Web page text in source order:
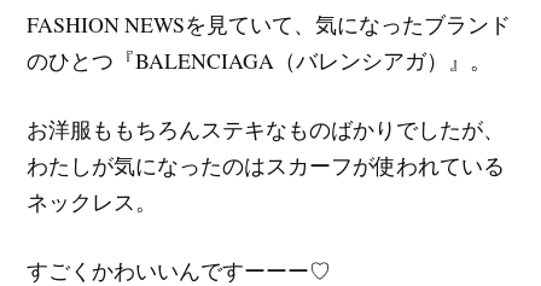
FASHION NEWSを見ていて、気になったブランド
のひとつ『BALENCIAGA（バレンシアガ）』。
お洋服ももちろんステキなものばかりでしたが、
わたしが気になったのはスカーフが使われている
ネックレス。
すごくかわいいんですーーー♡